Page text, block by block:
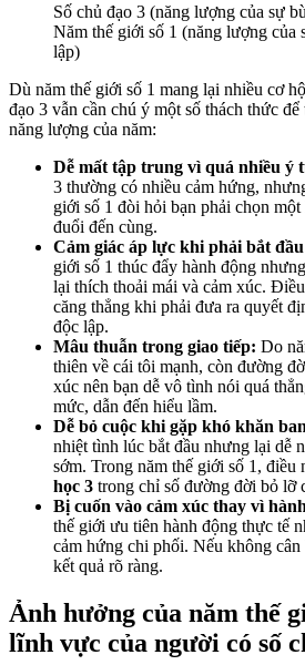
Số chủ đạo 3 (năng lượng của sự
Năm thế giới số 1 (năng lượng của
lập)
Dù năm thế giới số 1 mang lại nhiều cơ
đạo 3 vẫn cần chú ý một số thách thức
năng lượng của năm:
Dễ mất tập trung vì quá nhiều ý
3 thường có nhiều cảm hứng,
giới số 1 đòi hỏi bạn phải chọn
đuổi đến cùng.
Cảm giác áp lực khi phải bắt
giới số 1 thúc đẩy hành động
lại thích thoải mái và cảm xúc.
căng thẳng khi phải đưa ra quyết
độc lập.
Mâu thuẫn trong giao tiếp: Do
thiên về cái tôi mạnh, còn đường
xúc nên bạn dễ vô tình nói quá
mức, dẫn đến hiểu lầm.
Dễ bỏ cuộc khi gặp khó khăn
nhiệt tình lúc bắt đầu nhưng lại dễ
sớm. Trong năm thế giới số 1, điều
học 3 trong chỉ số đường đời bỏ lỡ
Bị cuốn vào cảm xúc thay vì
thế giới ưu tiên hành động thực tế
cảm hứng chi phối. Nếu không cân
kết quả rõ ràng.
Ảnh hưởng của năm thế
lĩnh vực của người có số